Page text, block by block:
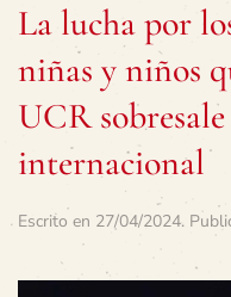
La lucha por
niñas y niños
UCR
internacional
Escrito en 27/04/2024.